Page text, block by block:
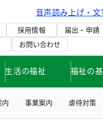
音声読み上げ・
採用情報 届出・申請
お問い合わせ
生活の福祉 福祉の
事業案内 虐待対策